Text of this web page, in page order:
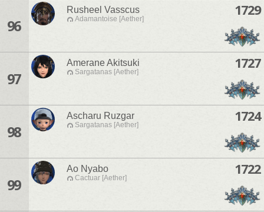
96
Rusheel Vasscus
Adamantoise [Aether]
1729
97
Amerane Akitsuki
Sargatanas [Aether]
1727
98
Ascharu Ruzgar
Sargatanas [Aether]
1724
99
Ao Nyabo
Cactuar [Aether]
1722